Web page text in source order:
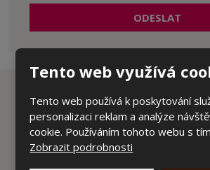
zpracováním
ODESLAT
se
odeslat.
Náš sortiment
Obývací pokoje
Ložnice
Tento web využívá
Tento web používá k poskytování
personalizaci reklam a analýze
cookie. Používáním tohoto webu s
Zobrazit podrobnosti